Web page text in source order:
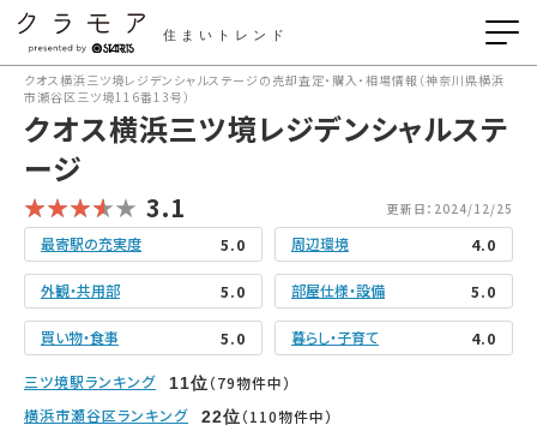
住まいトレンド
クオス横浜三ツ境レジデンシャルステージの売却査定・購入・相場情報（神奈川県横浜
市瀬谷区三ツ境116番13号）
クオス横浜三ツ境レジデンシャルステ
ージ
3.1 更新日：2024/12/25
最寄駅の充実度 5.0 周辺環境 4.0
外観・共用部 5.0 部屋仕様・設備 5.0
買い物・食事 5.0 暮らし・子育て 4.0
三ツ境駅ランキング 11位（79物件中）
横浜市瀬谷区ランキング
22位（110物件中）